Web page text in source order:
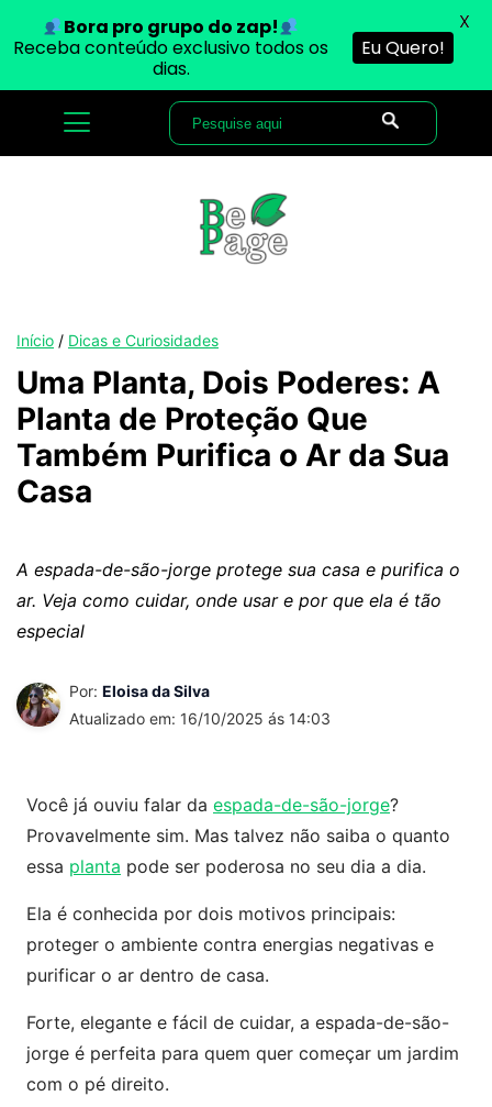
Início / Dicas e Curiosidades
Uma Planta, Dois Poderes: A
Planta de Proteção Que
Também Purifica o Ar da Sua
Casa
A espada-de-são-jorge protege sua casa e purifica o
ar. Veja como cuidar, onde usar e por que ela é tão
especial
Por: Eloisa da Silva
Atualizado em: 16/10/2025 ás 14:03
Você já ouviu falar da espada-de-são-jorge?
Provavelmente sim. Mas talvez não saiba o quanto
essa planta pode ser poderosa no seu dia a dia.
Ela é conhecida por dois motivos principais:
proteger o ambiente contra energias negativas e
purificar o ar dentro de casa.
Forte, elegante e fácil de cuidar, a espada-de-são-
jorge é perfeita para quem quer começar um jardim
com o pé direito.
Bora pro grupo do zap!
Receba conteúdo exclusivo todos os
dias.
Eu Quero!
X